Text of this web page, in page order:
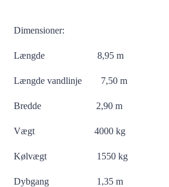
Dimensioner:
Længde 8,95 m
Længde vandlinje 7,50 m
Bredde 2,90 m
Vægt 4000 kg
Kølvægt 1550 kg
Dybgang 1,35 m